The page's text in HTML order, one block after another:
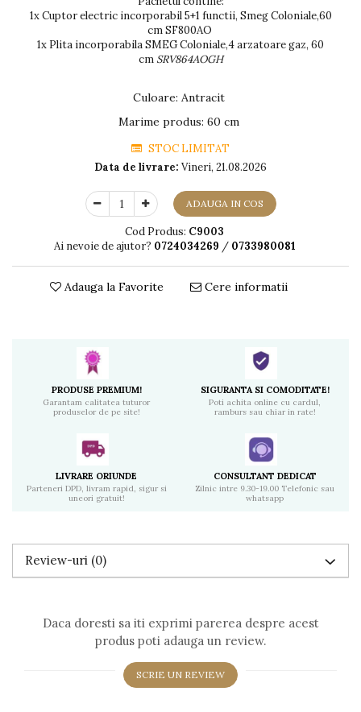
1x Cuptor electric incorporabil 5+1 functii, Smeg Coloniale,60
cm SF800AO
1x Plita incorporabila SMEG Coloniale,4 arzatoare gaz, 60
cm SRV864AOGH
Culoare: Antracit
Marime produs: 60 cm
STOC LIMITAT
Data de livrare: Vineri, 21.08.2026
ADAUGA IN COS
Cod Produs: C9003
Ai nevoie de ajutor? 0724034269 / 0733980081
Adauga la Favorite Cere informatii
PRODUSE PREMIUM!
Garantam calitatea tuturor
produselor de pe site!
SIGURANTA SI COMODITATE!
Poti achita online cu cardul,
ramburs sau chiar in rate!
LIVRARE ORIUNDE
Parteneri DPD, livram rapid, sigur si
uneori gratuit!
CONSULTANT DEDICAT
Zilnic intre 9.30-19.00 Telefonic sau
whatsapp
Review-uri (0)
Daca doresti sa iti exprimi parerea despre acest
produs poti adauga un review.
SCRIE UN REVIEW